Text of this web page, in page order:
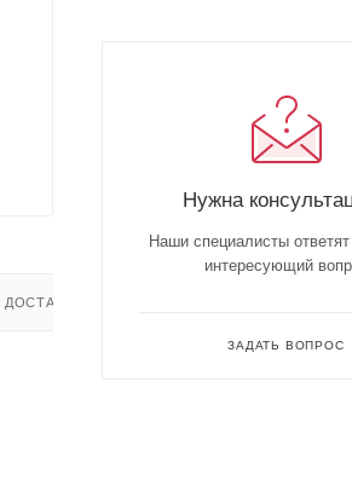
ДОСТАВКА
Нужна
Наши специалисты
интересующий
ЗАДАТЬ ВОПРОС